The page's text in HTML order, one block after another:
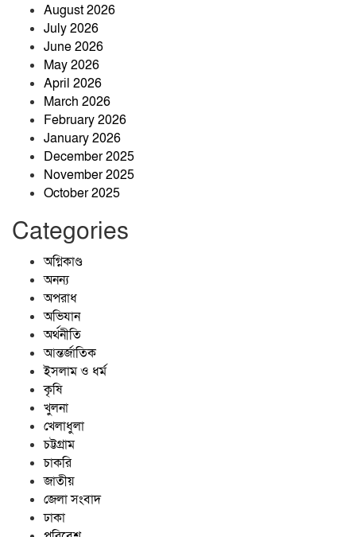
August 2026
July 2026
June 2026
May 2026
April 2026
March 2026
February 2026
January 2026
December 2025
November 2025
October 2025
Categories
অগ্নিকাণ্ড
অনন্য
অপরাধ
অভিযান
অর্থনীতি
আন্তর্জাতিক
ইসলাম ও ধর্ম
কৃষি
খুলনা
খেলাধুলা
চট্টগ্রাম
চাকরি
জাতীয়
জেলা সংবাদ
ঢাকা